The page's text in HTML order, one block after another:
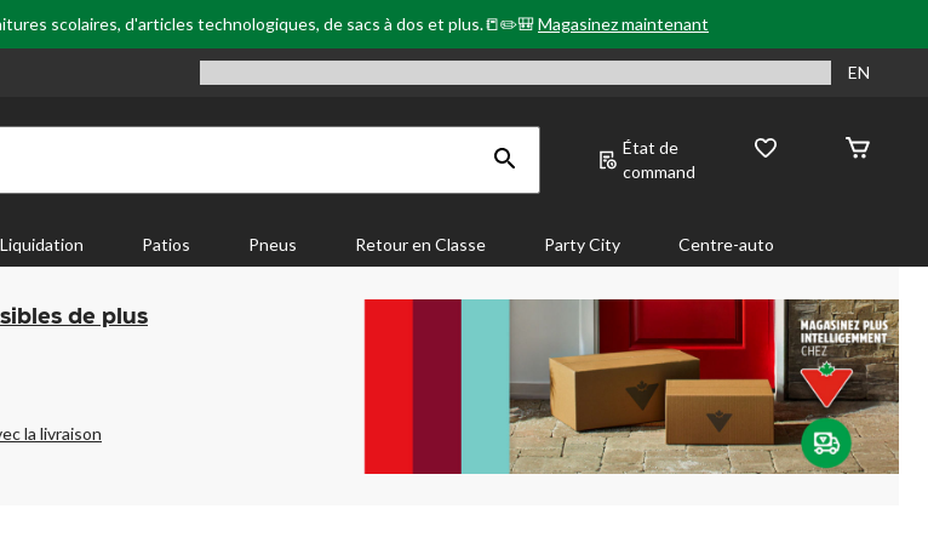
scolaires, d'articles technologiques, de sacs à dos et plus.📒✏️🎒Magasinez maintenant
EN
État de
command
Liquidation Patios Pneus Retour en Classe Party City Centre-auto
de plus
la livraison